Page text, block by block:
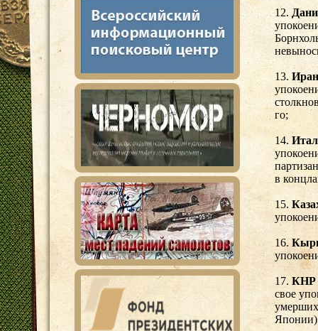
12.
13. Иран
го;
14.
в
15.
16.
17. КНР
свое
умерших